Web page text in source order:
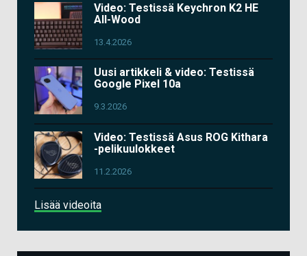
Video: Testissä Keychron K2 HE
All-Wood
13.4.2026
Uusi artikkeli & video: Testissä
Google Pixel 10a
9.3.2026
Video: Testissä Asus ROG Kithara
-pelikuulokkeet
11.2.2026
Lisää videoita